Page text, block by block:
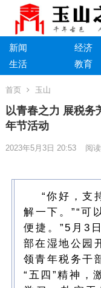
新闻 经济
生活
教育
首页 玉山
以青春之力 展税
年节活动
2023年5月3日 20:53 阅读
“你好，支
解一下。”“可
便捷。”5月3
部在湿地公园
领青年税务干
“五四”精神，